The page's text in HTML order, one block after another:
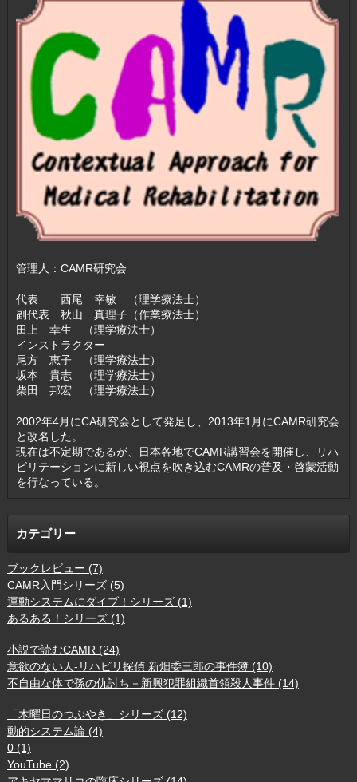
管理人：CAMR研究会
代表 西尾 幸敏 （理学療法士）
副代表 秋山 真理子（作業療法士）
田上 幸生 （理学療法士）
インストラクター
尾方 恵子 （理学療法士）
坂本 貴志 （理学療法士）
柴田 邦宏 （理学療法士）
2002年4月にCA研究会として発足し、2013年1月にCAMR研究会
と改名した。
現在は不定期であるが、日本各地でCAMR講習会を開催し、リハ
ビリテーションに新しい視点を吹き込むCAMRの普及・啓蒙活動
を行なっている。
カテゴリー
ブックレビュー (7)
CAMR入門シリーズ (5)
運動システムにダイブ！シリーズ (1)
あるある！シリーズ (1)
小説で読むCAMR (24)
意欲のない人-リハビリ探偵 新畑委三郎の事件簿 (10)
不自由な体で孫の仇討ち－新興犯罪組織首領殺人事件 (14)
「木曜日のつぶやき」シリーズ (12)
動的システム論 (4)
0 (1)
YouTube (2)